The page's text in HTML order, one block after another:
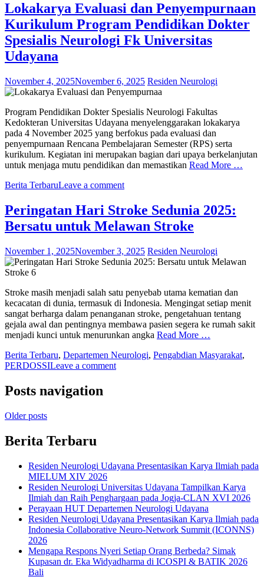
Lokakarya Evaluasi dan Penyempurnaan
Kurikulum Program Pendidikan Dokter
Spesialis Neurologi Fk Universitas
Udayana
November 4, 2025November 6, 2025 Residen Neurologi
Program Pendidikan Dokter Spesialis Neurologi Fakultas
Kedokteran Universitas Udayana menyelenggarakan lokakarya
pada 4 November 2025 yang berfokus pada evaluasi dan
penyempurnaan Rencana Pembelajaran Semester (RPS) serta
kurikulum. Kegiatan ini merupakan bagian dari upaya berkelanjutan
untuk menjaga mutu pendidikan dan memastikan Read More …
Berita TerbaruLeave a comment
Peringatan Hari Stroke Sedunia 2025:
Bersatu untuk Melawan Stroke
November 1, 2025November 3, 2025 Residen Neurologi
Stroke masih menjadi salah satu penyebab utama kematian dan
kecacatan di dunia, termasuk di Indonesia. Mengingat setiap menit
sangat berharga dalam penanganan stroke, pengetahuan tentang
gejala awal dan pentingnya membawa pasien segera ke rumah sakit
menjadi kunci untuk menurunkan angka Read More …
Berita Terbaru, Departemen Neurologi, Pengabdian Masyarakat,
PERDOSSILeave a comment
Posts navigation
Older posts
Berita Terbaru
Residen Neurologi Udayana Presentasikan Karya Ilmiah pada
MIELUM XIV 2026
Residen Neurologi Universitas Udayana Tampilkan Karya
Ilmiah dan Raih Penghargaan pada Jogja-CLAN XVI 2026
Perayaan HUT Departemen Neurologi Udayana
Residen Neurologi Udayana Presentasikan Karya Ilmiah pada
Indonesia Collaborative Neuro-Network Summit (ICONNS)
2026
Mengapa Respons Nyeri Setiap Orang Berbeda? Simak
Kupasan dr. Eka Widyadharma di ICOSPI & BATIK 2026
Bali